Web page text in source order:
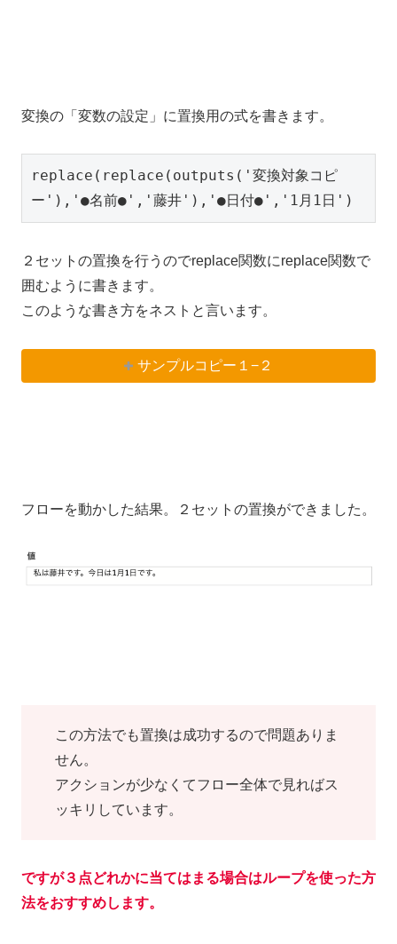
変換の「変数の設定」に置換用の式を書きます。
replace(replace(outputs('変換対象コピ
ー'),'●名前●','藤井'),'●日付●','1月1日')
２セットの置換を行うのでreplace関数にreplace関数で
囲むように書きます。
このような書き方をネストと言います。
サンプルコピー１−２
フローを動かした結果。２セットの置換ができました。
この方法でも置換は成功するので問題ありま
せん。
アクションが少なくてフロー全体で見ればス
ッキリしています。
ですが３点どれかに当てはまる場合はループを使った方
法をおすすめします。